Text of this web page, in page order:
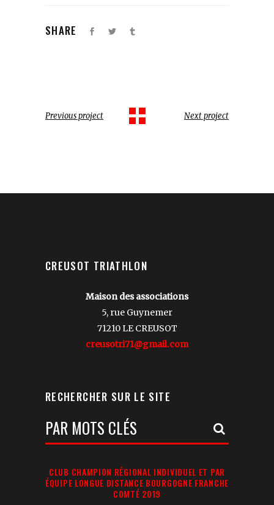
SHARE
Previous project Next project
CREUSOT TRIATHLON
Maison des associations
5, rue Guynemer
71210 LE CREUSOT
creusotri71@gmail.com
RECHERCHER SUR LE SITE
Votre
Recherche:
CLUB CHAMPION RÉGIONAL INDIVIDUEL ET PAR
ÉQUIPE LONGUE DISTANCE BOURGOGNE FRANCHE
COMTÉ 2019